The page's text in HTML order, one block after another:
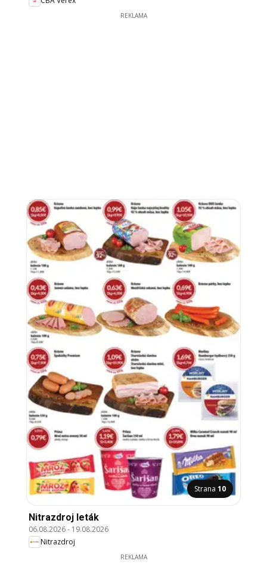
REKLAMA
Strana 10
Nitrazdroj leták
06.08.2026- 19.08.2026
Nitrazdroj
REKLAMA